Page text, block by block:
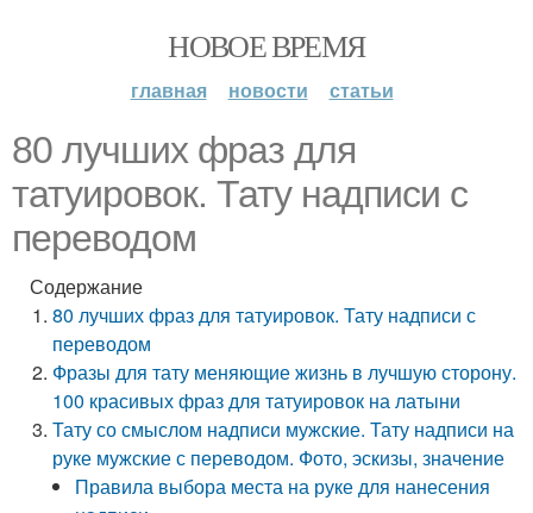
НОВОЕ ВРЕМЯ
главная новости статьи
80 лучших фраз для
татуировок. Тату надписи с
переводом
Содержание
80 лучших фраз для татуировок. Тату надписи с
переводом
Фразы для тату меняющие жизнь в лучшую сторону.
100 красивых фраз для татуировок на латыни
Тату со смыслом надписи мужские. Тату надписи на
руке мужские с переводом. Фото, эскизы, значение
Правила выбора места на руке для нанесения